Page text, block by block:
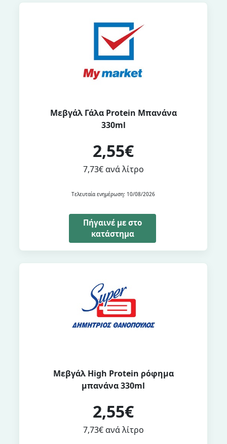
Μεβγάλ Γάλα Protein Μπανάνα
330ml
2,55€
7,73€ ανά λίτρο
Τελευταία ενημέρωση: 10/08/2026
Πήγαινέ με στο
κατάστημα
Μεβγάλ High Protein ρόφημα
μπανάνα 330ml
2,55€
7,73€ ανά λίτρο